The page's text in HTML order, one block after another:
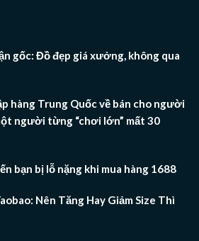
gốc: Đồ đẹp giá xưởng, không qua
hàng Trung Quốc về bán cho người
người từng “chơi lớn” mất 30
bạn bị lỗ nặng khi mua hàng 1688
Nên Tăng Hay Giảm Size Thì